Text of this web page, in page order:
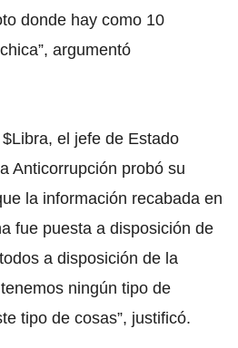
donde hay como 10
argumentó
el jefe de Estado
Anticorrupción probó su
la información recabada en
fue puesta a disposición de
a disposición de la
ningún tipo de
tipo de cosas”, justificó.